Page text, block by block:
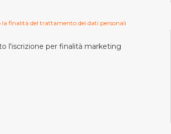
la finalità del trattamento dei dati personali
l'iscrizione per finalità marketing